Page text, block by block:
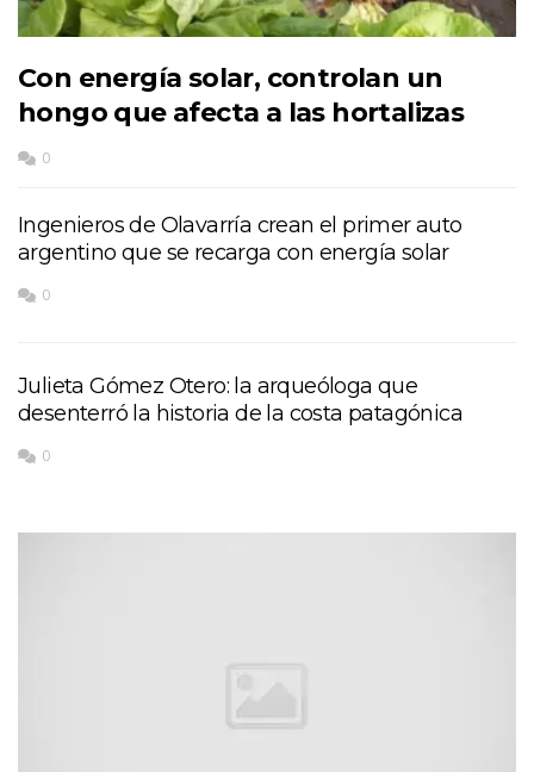
Con energía solar, controlan un
hongo que afecta a las hortalizas
0
Ingenieros de Olavarría crean el primer auto
argentino que se recarga con energía solar
0
Julieta Gómez Otero: la arqueóloga que
desenterró la historia de la costa patagónica
0